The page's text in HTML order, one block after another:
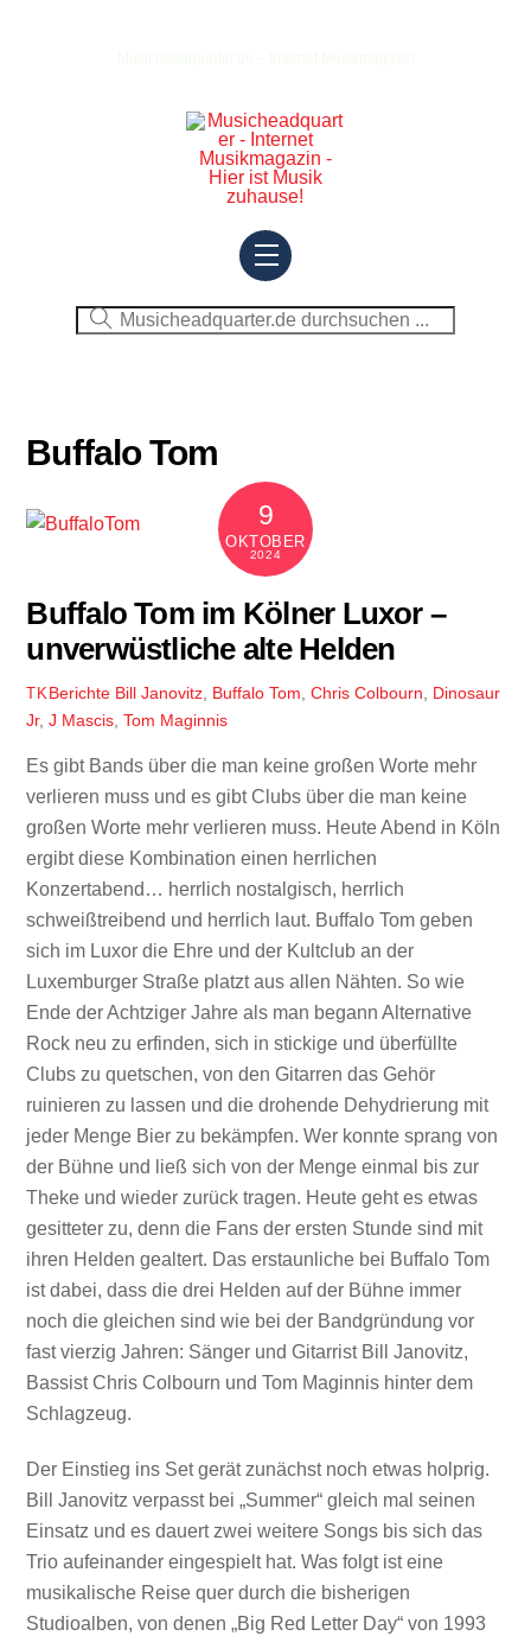
Menu
Buffalo Tom
9
OKTOBER
2024
Buffalo Tom im Kölner Luxor –
unverwüstliche alte Helden
TK Berichte Bill Janovitz, Buffalo Tom Chris Colbourn
Dinosaur
Jr,J Mascis ,Tom Maginnis
Es gibt Bands über die man keine großen Worte mehr
verlieren muss und es gibt Clubs über die man keine
großen Worte mehr verlieren muss. Heute Abend in Köln
ergibt diese Kombination einen herrlichen
Konzertabend… herrlich nostalgisch, herrlich
schweißtreibend und herrlich laut. Buffalo Tom geben
sich im Luxor die Ehre und der Kultclub an der
Luxemburger Straße platzt aus allen Nähten. So wie
Ende der Achtziger Jahre als man begann Alternative
Rock neu zu erfinden, sich in stickige und überfüllte
Clubs zu quetschen, von den Gitarren das Gehör
ruinieren zu lassen und die drohende Dehydrierung mit
jeder Menge Bier zu bekämpfen. Wer konnte sprang von
der Bühne und ließ sich von der Menge einmal bis zur
Theke und wieder zurück tragen. Heute geht es etwas
gesitteter zu, denn die Fans der ersten Stunde sind mit
ihren Helden gealtert. Das erstaunliche bei Buffalo Tom
ist dabei, dass die drei Helden auf der Bühne immer
noch die gleichen sind wie bei der Bandgründung vor
fast vierzig Jahren: Sänger und Gitarrist Bill Janovitz,
Bassist Chris Colbourn und Tom Maginnis hinter dem
Schlagzeug.
Der Einstieg ins Set gerät zunächst noch etwas holprig.
Bill Janovitz verpasst bei „Summer“ gleich mal seinen
Einsatz und es dauert zwei weitere Songs bis sich das
Trio aufeinander eingespielt hat. Was folgt ist eine
musikalische Reise quer durch die bisherigen
Studioalben, von denen „Big Red Letter Day“ von 1993